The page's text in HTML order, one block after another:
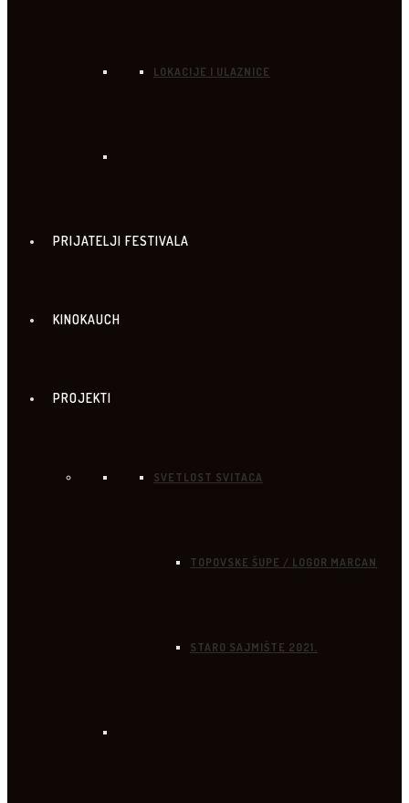
LOKACIJE I ULAZNICE
PRIJATELJI FESTIVALA
KINOKAUCH
PROJEKTI
SVETLOST SVITACA
TOPOVSKE ŠUPE / LOGOR MARCAN
STARO SAJMIŠTE 2021.